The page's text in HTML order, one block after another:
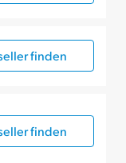
finden
finden